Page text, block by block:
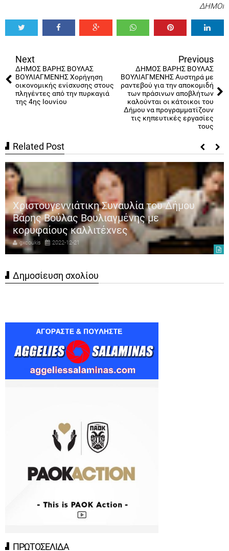
ΔΗΜΟΙ
Next
ΔΗΜΟΣ ΒΑΡΗΣ ΒΟΥΛΑΣ
ΒΟΥΛΙΑΓΜΕΝΗΣ Χορήγηση
οικονομικής ενίσχυσης στους
πληγέντες από την πυρκαγιά
της 4ης Ιουνίου
Previous
ΔΗΜΟΣ ΒΑΡΗΣ ΒΟΥΛΑΣ
ΒΟΥΛΙΑΓΜΕΝΗΣ Αυστηρά με
ραντεβού για την αποκομιδή
των πράσινων αποβλήτων
καλούνται οι κάτοικοι του
Δήμου να προγραμματίζουν
τις κηπευτικές εργασίες
τους
Related Post
Χριστουγεννιάτικη Συναυλία του Δήμου
Βάρης Βούλας Βουλιαγμένης με
κορυφαίους καλλιτέχνες
gxcoukis 2022-12-21
Δημοσίευση σχολίου
ΠΡΩΤΟΣΕΛΙΔΑ